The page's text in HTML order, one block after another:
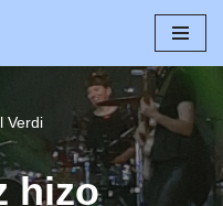
Verdi
hizo